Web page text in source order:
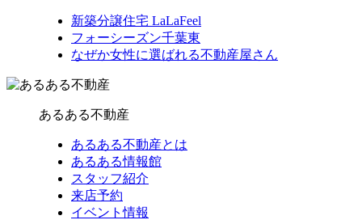
新築分譲住宅 LaLaFeel
フォーシーズン千葉東
なぜか女性に選ばれる不動産屋さん
あるある不動産
あるある不動産とは
あるある情報館
スタッフ紹介
来店予約
イベント情報